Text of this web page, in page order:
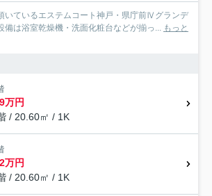
いているエステムコート神戸・県庁前Ⅳグランデ
備は浴室乾燥機・洗面化粧台などが揃っ... もっと
万円
/ 20.60㎡ / 1K
万円
/ 20.60㎡ / 1K